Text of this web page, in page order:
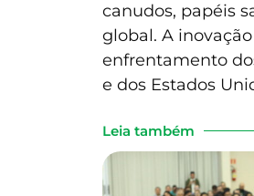
canudos, papéis
global. A
enfrentamento
e dos Estados
Leia também